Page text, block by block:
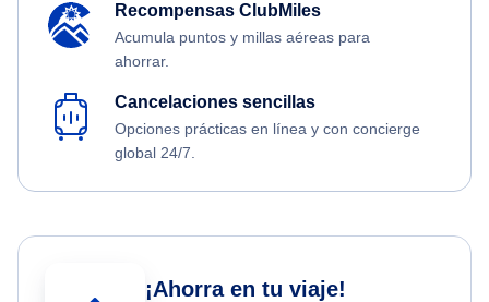
Recompensas ClubMiles
Acumula puntos y millas aéreas para
ahorrar.
Cancelaciones sencillas
Opciones prácticas en línea y con concierge
global 24/7.
¡Ahorra en tu viaje!